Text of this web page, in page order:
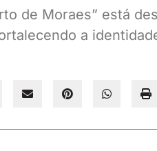
de Moraes” está
a